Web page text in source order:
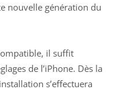
nouvelle génération du
il suffit
de l’iPhone. Dès la
s’effectuera